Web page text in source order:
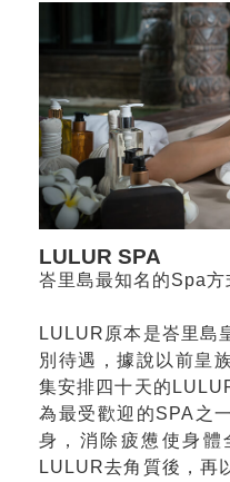
LULUR SPA
峇里島最知名的Spa方
LULUR原本是峇里島
別待遇，據說以前皇
集安排四十天的
為最受歡迎的SPA之
身，消除疲憊使身體
LULUR去角質後，再